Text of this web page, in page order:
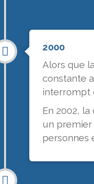
2000
Alors que
constante
interrompt
En 2002,
un premier
personnes